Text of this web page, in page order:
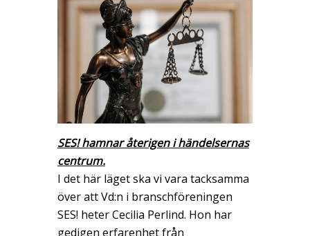
SES! hamnar återigen i händelsernas
centrum.
I det här läget ska vi vara tacksamma
över att Vd:n i branschföreningen
SES! heter Cecilia Perlind. Hon har
gedigen erfarenhet från